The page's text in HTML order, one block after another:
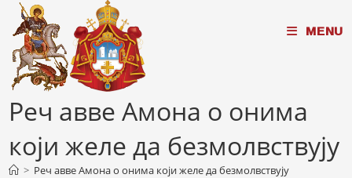
Skip
content
MENU
Реч авве Амона о онима
који желе да безмолвствују
> Реч авве Амона о онима који желе да безмолвствују